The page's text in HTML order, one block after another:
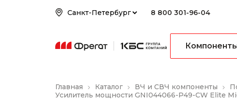
8 800 301-96-04
Главная Каталог ВЧ и СВЧ компоненты
Усилитель мощности GNI044066-P49-CW Elite